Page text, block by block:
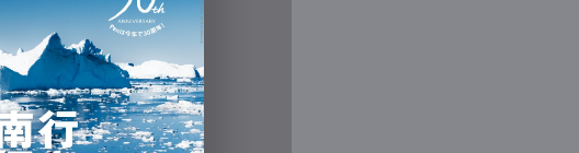
About Contact